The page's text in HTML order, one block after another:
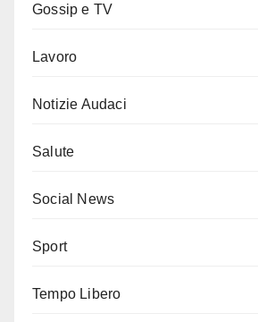
Gossip e TV
Lavoro
Notizie Audaci
Salute
Social News
Sport
Tempo Libero